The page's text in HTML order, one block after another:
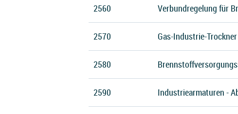
2560 Verbundregelung für
2570 Gas-Industrie-Trockner
2580
2590 Industriearmaturen -